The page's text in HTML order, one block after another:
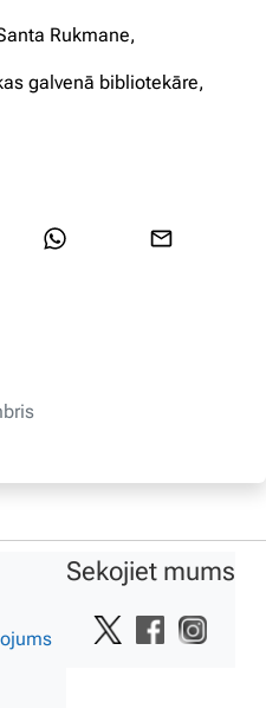
Rukmane,
galvenā bibliotekāre,
Sekojiet mums